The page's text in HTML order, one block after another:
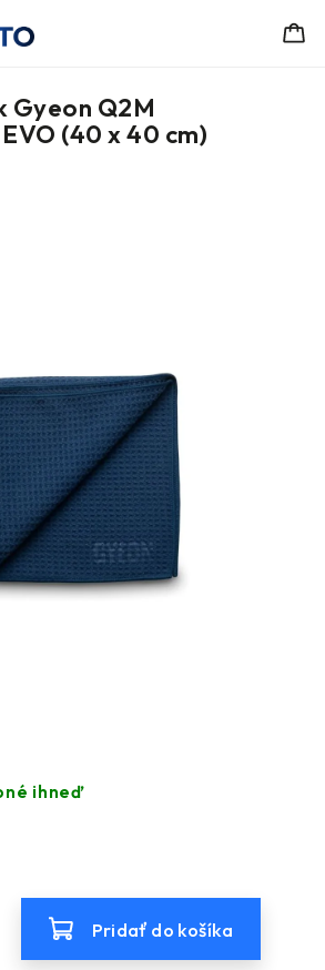
Gyeon Q2M
(40 x 40 cm)
ihneď
Pridať do košíka